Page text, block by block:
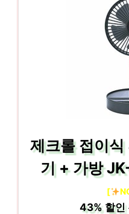
제크롤 접이식
기 + 가방
[
43%할인